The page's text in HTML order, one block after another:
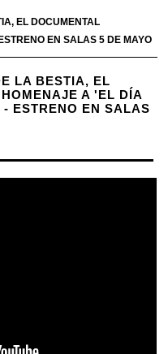
EL DOCUMENTAL
EN SALAS 5 DE MAYO
LA BESTIA, EL
A 'EL DÍA
ESTRENO EN SALAS